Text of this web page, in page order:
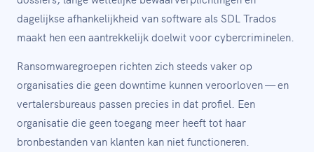
dagelijkse afhankelijkheid van software als SDL Trados
maakt hen een aantrekkelijk doelwit voor cybercriminelen.
Ransomwaregroepen richten zich steeds vaker op
organisaties die geen downtime kunnen veroorloven — en
vertalersbureaus passen precies in dat profiel. Een
organisatie die geen toegang meer heeft tot haar
bronbestanden van klanten kan niet functioneren.